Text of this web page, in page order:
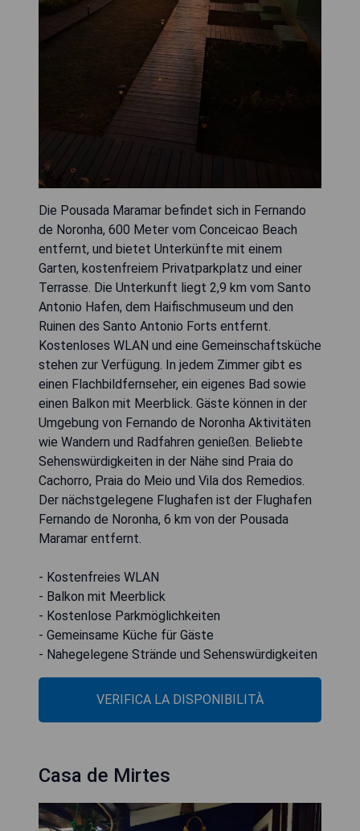
Die Pousada Maramar befindet sich in Fernando
de Noronha, 600 Meter vom Conceicao Beach
entfernt, und bietet Unterkünfte mit einem
Garten, kostenfreiem Privatparkplatz und einer
Terrasse. Die Unterkunft liegt 2,9 km vom Santo
Antonio Hafen, dem Haifischmuseum und den
Ruinen des Santo Antonio Forts entfernt.
Kostenloses WLAN und eine Gemeinschaftsküche
stehen zur Verfügung. In jedem Zimmer gibt es
einen Flachbildfernseher, ein eigenes Bad sowie
einen Balkon mit Meerblick. Gäste können in der
Umgebung von Fernando de Noronha Aktivitäten
wie Wandern und Radfahren genießen. Beliebte
Sehenswürdigkeiten in der Nähe sind Praia do
Cachorro, Praia do Meio und Vila dos Remedios.
Der nächstgelegene Flughafen ist der Flughafen
Fernando de Noronha, 6 km von der Pousada
Maramar entfernt.
- Kostenfreies WLAN
- Balkon mit Meerblick
- Kostenlose Parkmöglichkeiten
- Gemeinsame Küche für Gäste
- Nahegelegene Strände und Sehenswürdigkeiten
VERIFICA LA DISPONIBILITÀ
Casa de Mirtes